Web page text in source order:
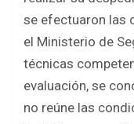
se efectuaron las
el Ministerio de
técnicas
evaluación, se
no reúne las